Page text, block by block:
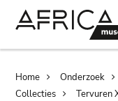
Home Onderzoek
Collecties
Tervuren